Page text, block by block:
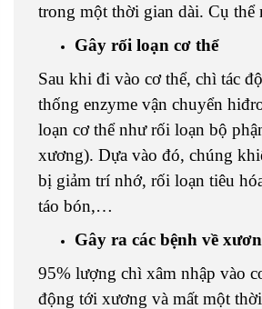
trong một thời gian dài. Cụ thể
Gây rối loạn cơ thể
Sau khi đi vào cơ thể, chì tác
thống enzyme vận chuyển
loạn cơ thể như rối loạn bộ
xương). Dựa vào đó, chúng
bị giảm trí nhớ, rối loạn tiêu
táo bón,…
Gây ra các bệnh về
95% lượng chì xâm nhập vào
động tới xương và mất một